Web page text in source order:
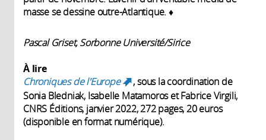
masse se dessine outre-Atlantique. ♦
Pascal Griset, Sorbonne Université/Sirice
À lire
Chroniques de l'Europe
(link is external)
, sous la coordination de
Sonia Bledniak, Isabelle Matamoros et Fabrice Virgili,
CNRS Éditions, janvier 2022, 272 pages, 20 euros
(disponible en format numérique).